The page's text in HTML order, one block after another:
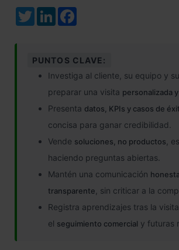
TwitterLinkedIn
PUNTOS CLAVE:
Investiga al cliente, su equipo y
preparar una visita personalizada
Presenta datos, KPIs y casos de
concisa para ganar credibilidad.
Vende soluciones, no productos ,
haciendo preguntas abiertas.
Mantén una comunicación
transparente , sin criticar a la
Registra aprendizajes tras la
el seguimiento comercial y futuras